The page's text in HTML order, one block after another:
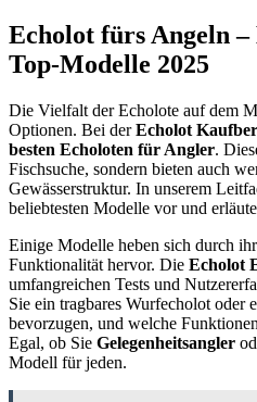
Echolot fürs Angeln
Top-Modelle 2025
Die Vielfalt der Echolote auf dem
Optionen. Bei derEcholot
besten Echoloten für Angler.
Fischsuche, sondern bieten auch
Gewässerstruktur. In unserem
beliebtesten Modelle vor und
Einige Modelle heben sich durch
Funktionalität hervor. Die Echolot
umfangreichen Tests und
Sie ein tragbares Wurfecholot oder
bevorzugen, und welche
Egal, ob Sie Gelegenheitsangler
Modell für jeden.